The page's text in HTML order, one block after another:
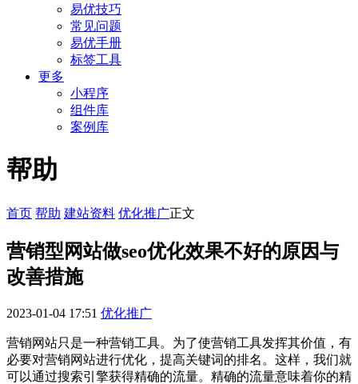
易优技巧
常见问题
易优手册
标签工具
更多
小程序
组件库
案例库
帮助
首页 帮助 建站资料 优化推广正文
营销型网站做seo优化效果不好的原因与
改善措施
2023-01-04 17:51 优化推广
营销网站只是一种营销工具。为了使营销工具发挥其价值，有
必要对营销网站进行优化，提高关键词的排名。这样，我们就
可以通过搜索引擎获得精确的流量。精确的流量意味着你的精